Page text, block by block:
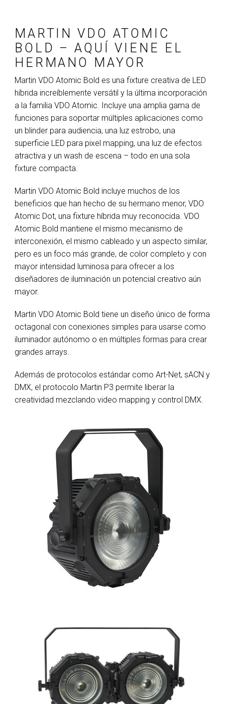
MARTIN VDO ATOMIC
BOLD – AQUÍ VIENE EL
HERMANO MAYOR
Martin VDO Atomic Bold es una fixture creativa de LED
híbrida increíblemente versátil y la última incorporación
a la familia VDO Atomic. Incluye una amplia gama de
funciones para soportar múltiples aplicaciones como
un blinder para audiencia, una luz estrobo, una
superficie LED para pixel mapping, una luz de efectos
atractiva y un wash de escena – todo en una sola
fixture compacta.
Martin VDO Atomic Bold incluye muchos de los
beneficios que han hecho de su hermano menor, VDO
Atomic Dot, una fixture híbrida muy reconocida. VDO
Atomic Bold mantiene el mismo mecanismo de
interconexión, el mismo cableado y un aspecto similar,
pero es un foco más grande, de color completo y con
mayor intensidad luminosa para ofrecer a los
diseñadores de iluminación un potencial creativo aún
mayor.
Martin VDO Atomic Bold tiene un diseño único de forma
octagonal con conexiones simples para usarse como
iluminador autónomo o en múltiples formas para crear
grandes arrays.
Además de protocolos estándar como Art-Net, sACN y
DMX, el protocolo Martin P3 permite liberar la
creatividad mezclando video mapping y control DMX.